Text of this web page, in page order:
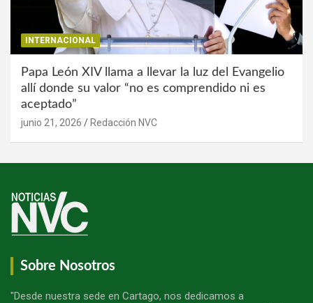
INTERNACIONAL
Papa León XIV llama a llevar la luz del Evangelio
allí donde su valor “no es comprendido ni es
aceptado”
junio 21, 2026 Redacción NVC
Sobre Nosotros
"Desde nuestra sede en Cartago, nos dedicamos a